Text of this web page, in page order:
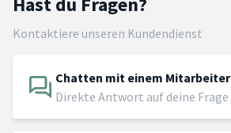
Kontaktiere unseren Kundendienst
Chatten mit einem Mitarbeiter
Direkte Antwort auf deine Frage